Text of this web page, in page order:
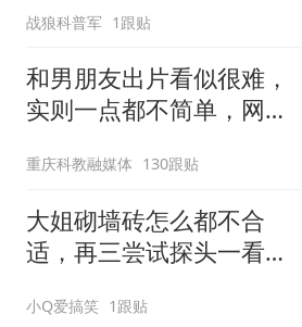
战狼科普军 1跟贴
和男朋友出片看似很难，
实则一点都不简单，网
重庆科教融媒体 130跟贴
大姐砌墙砖怎么都不合
适，再三尝试探头一看，
小Q爱搞笑 1跟贴